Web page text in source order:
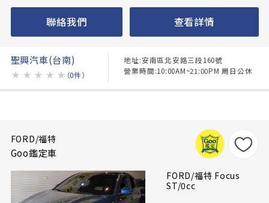
聯絡我們 查看詳情
聖興汽車(台南)
★ ★ ★ ★ ★ （0件）
地址:安南區北安路三段160號
營業時間:10:00AM~21:00PM 周日公休
FORD/福特
Goo鑑定車
FORD/福特 Focus
ST/0cc